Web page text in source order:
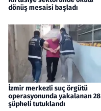
dönüş mesaisi başladı
İzmir merkezli suç örgütü
operasyonunda yakalanan 28
şüpheli tutuklandı